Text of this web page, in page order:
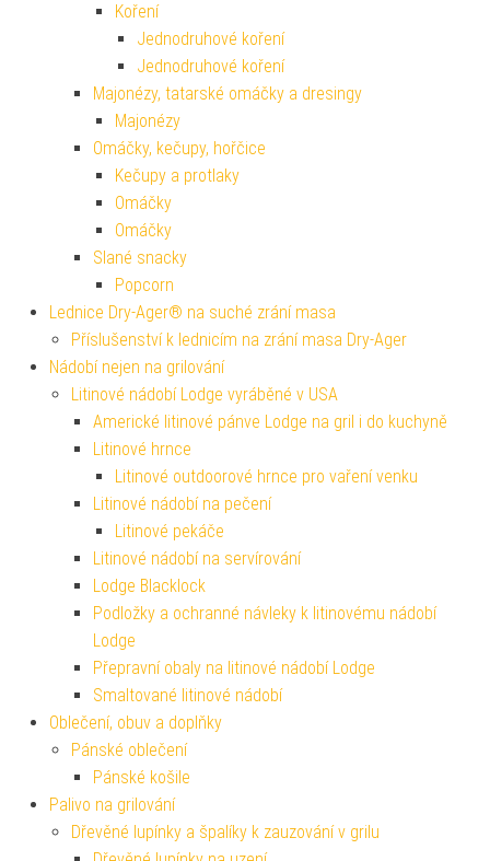
Koření
Jednodruhové koření
Jednodruhové koření
Majonézy, tatarské omáčky a dresingy
Majonézy
Omáčky, kečupy, hořčice
Kečupy a protlaky
Omáčky
Omáčky
Slané snacky
Popcorn
Lednice Dry-Ager® na suché zrání masa
Příslušenství k lednicím na zrání masa Dry-Ager
Nádobí nejen na grilování
Litinové nádobí Lodge vyráběné v USA
Americké litinové pánve Lodge na gril i do kuchyně
Litinové hrnce
Litinové outdoorové hrnce pro vaření venku
Litinové nádobí na pečení
Litinové pekáče
Litinové nádobí na servírování
Lodge Blacklock
Podložky a ochranné návleky k litinovému nádobí
Lodge
Přepravní obaly na litinové nádobí Lodge
Smaltované litinové nádobí
Oblečení, obuv a doplňky
Pánské oblečení
Pánské košile
Palivo na grilování
Dřevěné lupínky a špalíky k zauzování v grilu